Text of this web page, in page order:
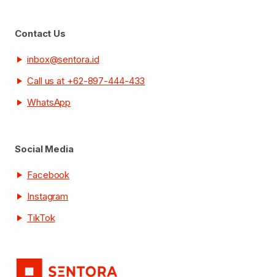
Contact Us
inbox@sentora.id
Call us at +62-897-444-433
WhatsApp
Social Media
Facebook
Instagram
TikTok